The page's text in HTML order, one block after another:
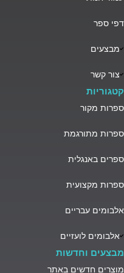
דפי ספר
מבצעים
צור קשר
קטגוריות
ספרות מקור
ספרות מתורגמת
ספרים באנגלית
ספרות מקצועית
אלבומים עבריים
אלבומים לועזיים
מבצעים וחדשות
מוצרים חדשים באתר